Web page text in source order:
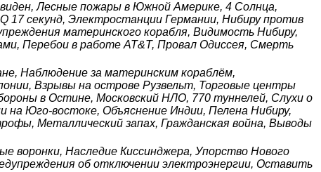
Лесные пожары в Южной Америке, 4 Солнца,
17 секунд, Электростанции Германии, Нибиру против
материнского корабля, Видимость Нибиру,
Перебои в работе AT&T, Провал Одиссея, Смерть
Наблюдение за материнским кораблём,
Взрывы на острове Рузвельт, Торговые центры
в Остине, Московский НЛО, 770 туннелей, Слухи о
Юго-востоке, Объяснение Индии, Пелена Нибиру,
Металлический запах, Гражданская война, Выводы
воронки, Наследие Киссинджера, Упорство Нового
об отключении электроэнергии, Оставить